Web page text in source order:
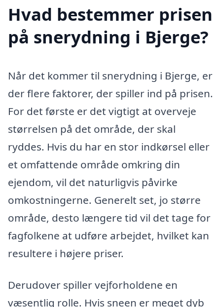
Hvad bestemmer prisen
på snerydning i Bjerge?
Når det kommer til snerydning i Bjerge, er
der flere faktorer, der spiller ind på prisen.
For det første er det vigtigt at overveje
størrelsen på det område, der skal
ryddes. Hvis du har en stor indkørsel eller
et omfattende område omkring din
ejendom, vil det naturligvis påvirke
omkostningerne. Generelt set, jo større
område, desto længere tid vil det tage for
fagfolkene at udføre arbejdet, hvilket kan
resultere i højere priser.
Derudover spiller vejforholdene en
væsentlig rolle. Hvis sneen er meget dyb